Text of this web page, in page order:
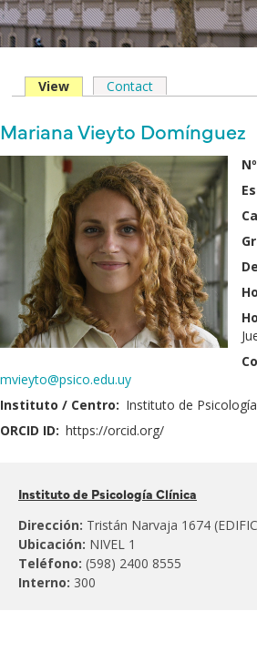
Solapas
principales
View (solapaContact
Nombre
y
Apellido:
Mariana Vieyto Domínguez
Fotografía:
mvieyto@psico.edu.uy
Instituto / Centro: Instituto de
ORCID ID: https://orcid.org/
al:
Instituto de Psicología Clínica
Dirección: Tristán Narvaja 1674
Ubicación: NIVEL 1
Teléfono: (598) 2400 8555
Interno: 300